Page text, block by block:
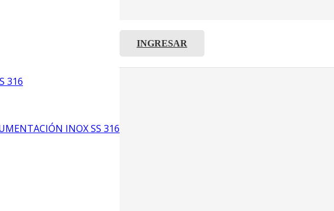
316
INOX SS 316
INGRESAR